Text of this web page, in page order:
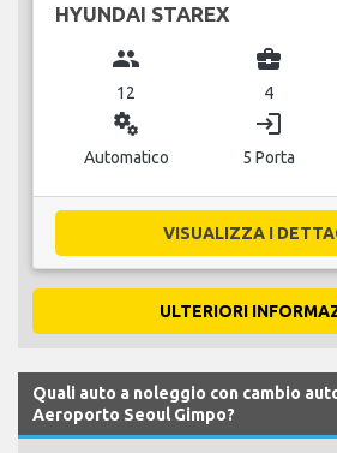
HYUNDAI STAREX
group
12
business_center
4
miscellaneous_services
Automatico
login
5 Porta
VISUALIZZA I
ULTERIORI
Quali auto a noleggio con cambio
Aeroporto Seoul Gimpo?